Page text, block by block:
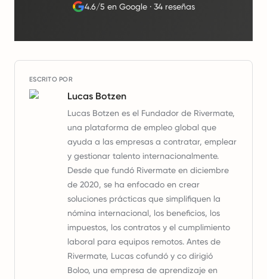
4.6/5 en Google· 34 reseñas
ESCRITO POR
Lucas Botzen
Lucas Botzen es el Fundador de Rivermate,
una plataforma de empleo global que
ayuda a las empresas a contratar, emplear
y gestionar talento internacionalmente.
Desde que fundó Rivermate en diciembre
de 2020, se ha enfocado en crear
soluciones prácticas que simplifiquen la
nómina internacional, los beneficios, los
impuestos, los contratos y el cumplimiento
laboral para equipos remotos. Antes de
Rivermate, Lucas cofundó y co dirigió
Boloo, una empresa de aprendizaje en